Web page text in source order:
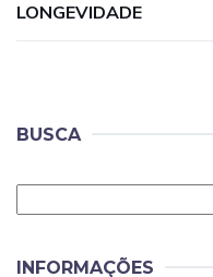
LONGEVIDADE
BUSCA
INFORMAÇÕES